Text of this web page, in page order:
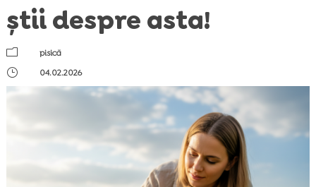
știi despre asta!
m
pisică
}
04.02.2026